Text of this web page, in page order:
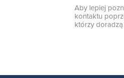
Aby lepiej
kontaktu
którzy